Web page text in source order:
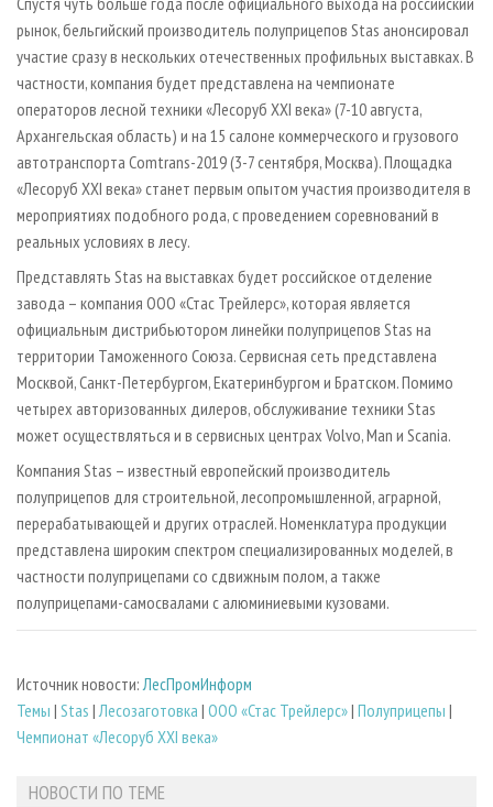
рынок, бельгийский производитель полуприцепов Stas анонсировал
участие сразу в нескольких отечественных профильных выставках. В
частности, компания будет представлена на чемпионате
операторов лесной техники «Лесоруб XXI века» (7-10 августа,
Архангельская область) и на 15 салоне коммерческого и грузового
автотранспорта Comtrans-2019 (3-7 сентября, Москва). Площадка
«Лесоруб XXI века» станет первым опытом участия производителя в
мероприятиях подобного рода, с проведением соревнований в
реальных условиях в лесу.
Представлять Stas на выставках будет российское отделение
завода – компания ООО «Стас Трейлерс», которая является
официальным дистрибьютором линейки полуприцепов Stas на
территории Таможенного Союза. Сервисная сеть представлена
Москвой, Санкт-Петербургом, Екатеринбургом и Братском. Помимо
четырех авторизованных дилеров, обслуживание техники Stas
может осуществляться и в сервисных центрах Volvo, Man и Scania.
Компания Stas – известный европейский производитель
полуприцепов для строительной, лесопромышленной, аграрной,
перерабатывающей и других отраслей. Номенклатура продукции
представлена широким спектром специализированных моделей, в
частности полуприцепами со сдвижным полом, а также
полуприцепами-самосвалами с алюминиевыми кузовами.
Источник новости:ЛесПромИнформ
Темы | Stas |Лесозаготовка | ООО «Стас Трейлерс»| Полуприцепы |
Чемпионат «Лесоруб XXI века»
НОВОСТИ ПО ТЕМЕ